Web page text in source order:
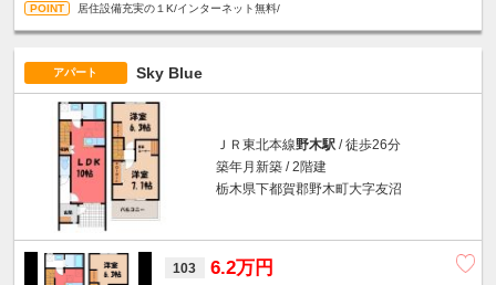
居住設備充実の１K/インターネット無料/
アパート Sky Blue
ＪＲ東北本線野木駅 / 徒歩26分
築年月新築 / 2階建
栃木県下都賀郡野木町大字友沼
103 6.2万円